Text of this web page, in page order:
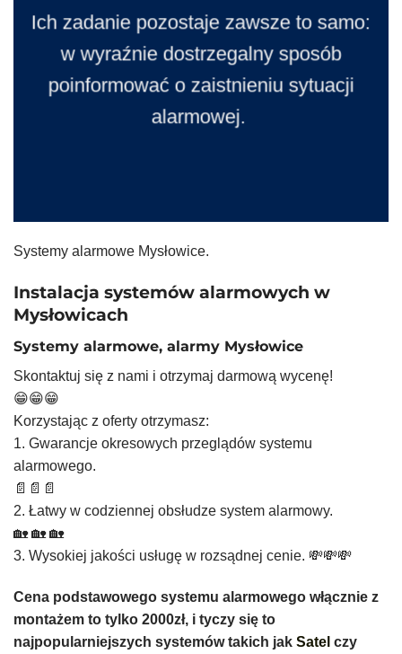
Ich zadanie pozostaje zawsze to samo:
w wyraźnie dostrzegalny sposób
poinformować o zaistnieniu sytuacji
alarmowej.
Systemy alarmowe Mysłowice.
Instalacja systemów alarmowych w
Mysłowicach
Systemy alarmowe, alarmy Mysłowice
Skontaktuj się z nami i otrzymaj darmową wycenę!
😁😁😁
Korzystając z oferty otrzymasz:
1. Gwarancje okresowych przeglądów systemu
alarmowego.
📄📄📄
2. Łatwy w codziennej obsłudze system alarmowy.
🏡 🏡 🏡
3. Wysokiej jakości usługę w rozsądnej cenie. 💸💸💸
Cena podstawowego systemu alarmowego włącznie z
montażem to tylko 2000zł, i tyczy się to
najpopularniejszych systemów takich jak Satel czy